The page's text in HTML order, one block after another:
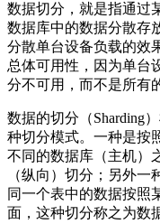
数据切分，就是指通过
数据库中的数据分散存
分散单台设备负载的效
总体可用性，因为单台
分不可用，而不是所有
数据的切分（Sharding
种切分模式。一种是按
不同的数据库（主机）
（纵向）切分；另外
同一个表中的数据按照
面，这种切分称之为数